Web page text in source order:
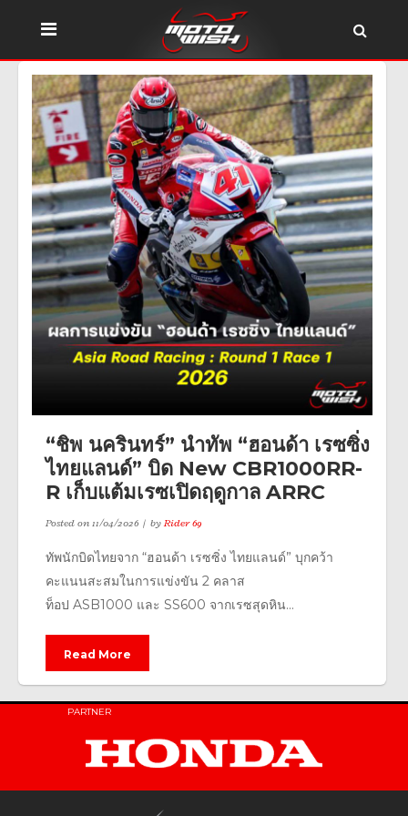
“ชิพ นครินทร์” นำทัพ “ฮอนด้า เรซซิ่ง
ไทยแลนด์” บิด New CBR1000RR-
R เก็บแต้มเรซเปิดฤดูกาล ARRC
Posted on11/04/2026 byRider 69
ทัพนักบิดไทยจาก “ฮอนด้า เรซซิ่ง ไทยแลนด์” บุกคว้า
คะแนนสะสมในการแข่งขัน 2 คลาส
ท็อป ASB1000 และ SS600 จากเรซสุดหิน...
Read More
PARTNER